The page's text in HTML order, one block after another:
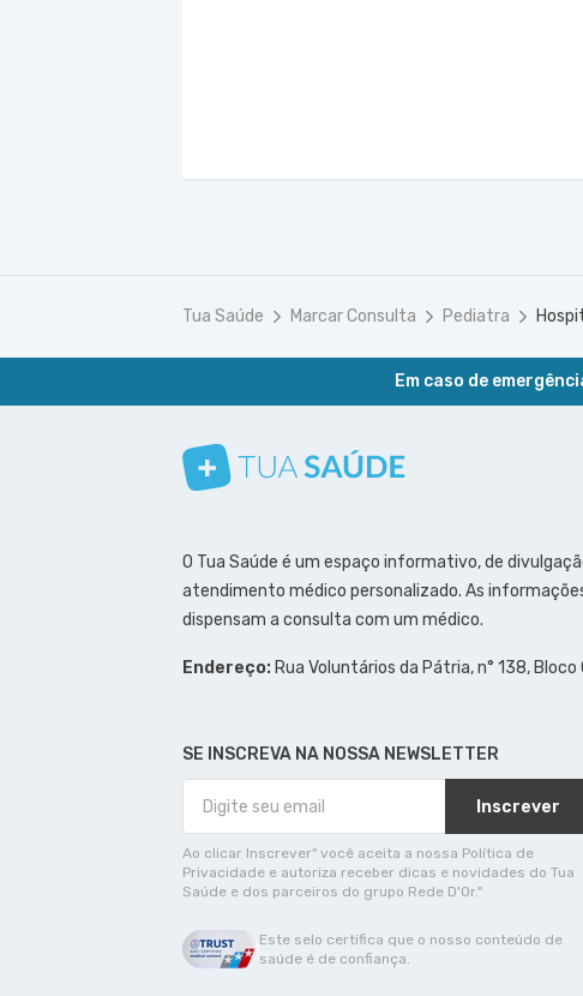
Tua Saúde Marcar Consulta Pediatra
Em caso de
Conheça nosso canal
Siga a gente no Instagram
Siga a gente no Facebook
Siga a gente no Pinterest
O Tua Saúde é um espaço informativo, de
atendimento médico personalizado. As
dispensam a consulta com um médico.
Endereço: Rua Voluntários da Pátria, n° 138,
SE INSCREVA NA NOSSA NEWSLETTER
Inscrever
Ao clicar Inscrever" você aceita a nossa Política de
Privacidade e autoriza receber dicas e novidades do Tua
Saúde e dos parceiros do grupo Rede D'Or."
Este selo certifica que o nosso conteúdo de
saúde é de confiança.